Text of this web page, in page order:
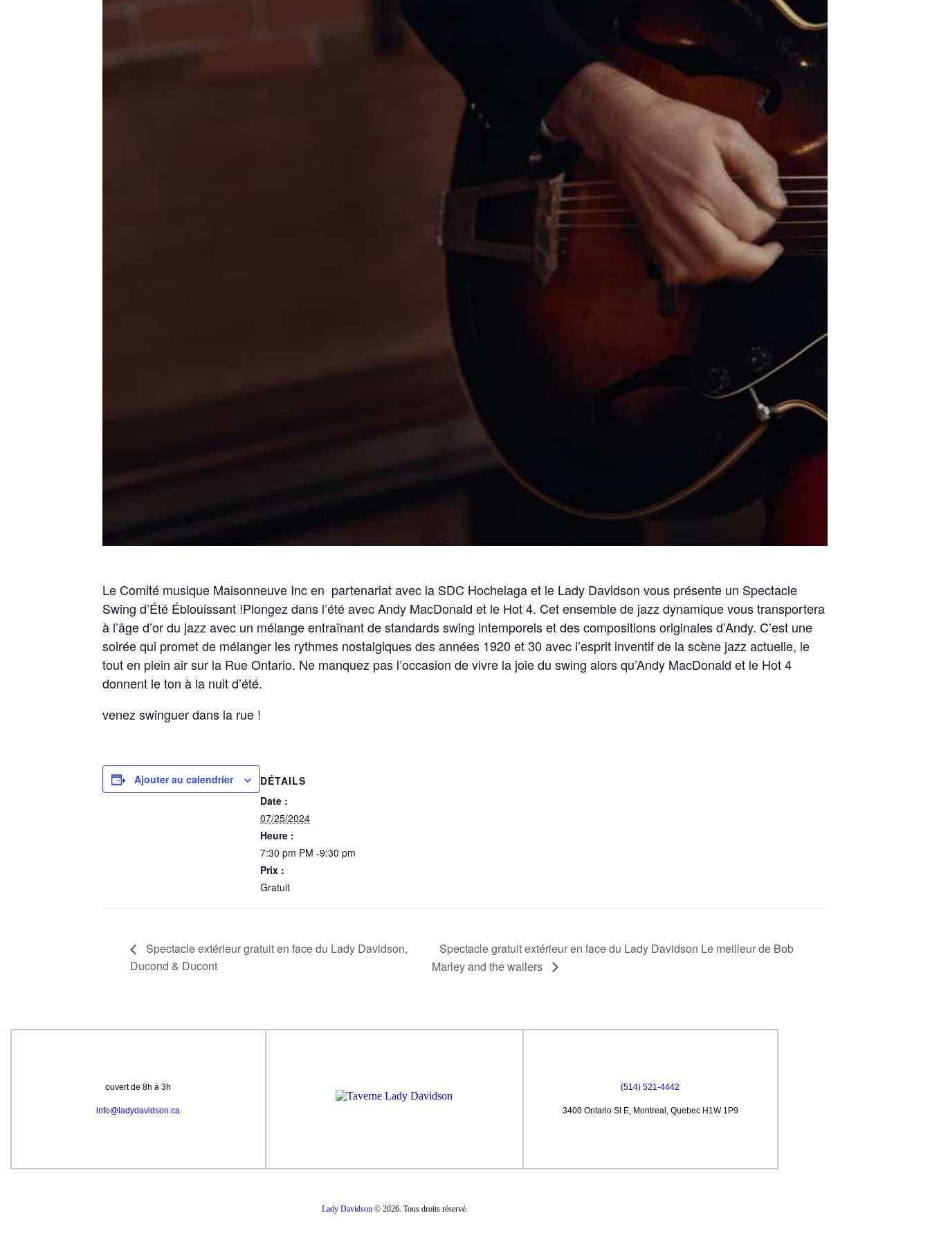
Le Comité musique Maisonneuve Inc en partenariat avec la SDC Hochelaga et le Lady Davidson vous présente un Spectacle
Swing d’Été Éblouissant !Plongez dans l’été avec Andy MacDonald et le Hot 4. Cet ensemble de jazz dynamique vous transportera
à l’âge d’or du jazz avec un mélange entraînant de standards swing intemporels et des compositions originales d’Andy. C’est une
soirée qui promet de mélanger les rythmes nostalgiques des années 1920 et 30 avec l’esprit inventif de la scène jazz actuelle, le
tout en plein air sur la Rue Ontario. Ne manquez pas l’occasion de vivre la joie du swing alors qu’Andy MacDonald et le Hot 4
donnent le ton à la nuit d’été.
venez swinguer dans la rue !
Ajouter au calendrier
DÉTAILS
Date :
07/25/2024
Heure :
7:30 pm PM -9:30 pm
Prix :
Gratuit
Spectacle extérieur gratuit en face du Lady Davidson,
Ducond & Ducont
Spectacle gratuit extérieur en face du Lady Davidson Le meilleur de Bob
Marley and the wailers
ouvert de 8h à 3h
info@ladydavidson.ca
(514) 521-4442
3400 Ontario St E, Montreal, Quebec H1W 1P9
Lady Davidson© 2026. Tous droits réservé.